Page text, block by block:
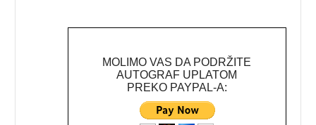
MOLIMO VAS DA PODRŽITE
AUTOGRAF UPLATOM
PREKO PAYPAL-A: